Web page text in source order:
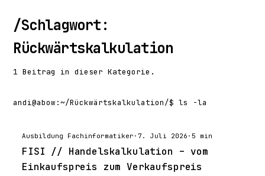
/Schlagwort:
Rückwärtskalkulation
1 Beitrag in dieser Kategorie.
andi@abow :~/Rückwärtskalkulation/$ ls -la
Ausbildung Fachinformatiker · 7. Juli 2026 · 5 min
FISI // Handelskalkulation – vom
Einkaufspreis zum Verkaufspreis